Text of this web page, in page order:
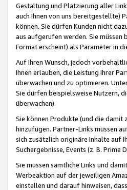
Gestaltung und Platzierung aller
auch Ihnen von uns bereitgestellte)
können. Sie dürfen Kunden nicht
aus aufgerufen werden. Sie müssen
Format erscheint) als Parameter in
Auf Ihren Wunsch, jedoch
Ihnen erlauben, die Leistung Ihrer
überwachen und zu optimieren.
Sie dürfen beispielsweise Nutzern,
überwachen).
Sie können Produkte (und die damit
hinzufügen. Partner-Links müssen
sich zusätzlich originäre Inhalte auf
Suchergebnisse, Events (z. B.
Sie müssen sämtliche Links und
Werbeaktion auf der jeweiligen
einstellen und darauf hinweisen,